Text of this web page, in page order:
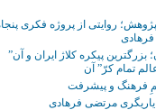
روایتی از پروژه فکری پنجاه
پيکره کلاژ ايران و آن”
کرّ” آن
و پیشرفت
مرتضی فرهادی